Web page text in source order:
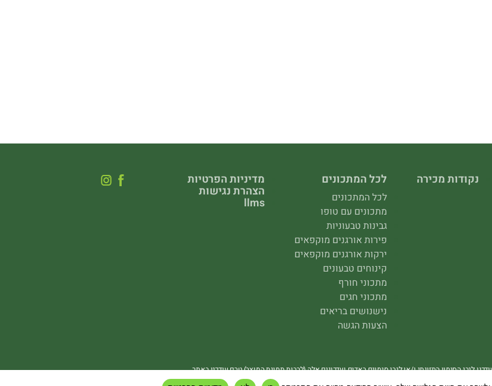
נקודות מכירה לכל המתכונים
לכל המתכונים
מתכונים עם טופו
גבינות טבעוניות
פירות אורגנים מוקפאים
ירקות אורגנים מוקפאים
קינוחים טבעונים
מתכוני חורף
מתכוני חגים
נישנושים בריאים
הצעות הגשה
מדיניות הפרטיות
הצהרת נגישות
llms
לגבי הסימון התזונתי ו/או לגבי סימונם באדום ועדכונים אלה (לרבות תמונת המוצר) טרם עודכנו באתר.